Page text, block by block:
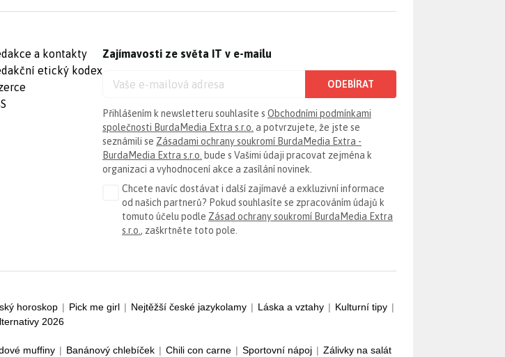
a kontakty
etický kodex
Zajímavosti ze světa IT v e-mailu
ODEBÍRAT
Přihlášením k newsletteru souhlasíte s Obchodními podmínkami
společnosti BurdaMedia Extra s.r.o. a potvrzujete, že jste se
seznámili se Zásadami ochrany soukromí BurdaMedia Extra -
BurdaMedia Extra s.r.o. bude s Vašimi údaji pracovat zejména k
organizaci a vyhodnocení akce a zasílání novinek.
Chcete navíc dostávat i další zajímavé a exkluzivní informace
od našich partnerů? Pokud souhlasíte se zpracováním údajů k
tomuto účelu podle Zásad ochrany soukromí BurdaMedia Extra
s.r.o. , zaškrtněte toto pole.
horoskop | Pick me girl | Nejtěžší české jazykolamy | Láska a vztahy | Kulturní tipy |
2026
muffiny | Banánový chlebíček | Chili con carne | Sportovní nápoj | Zálivky na salát